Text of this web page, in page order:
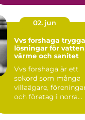
02. jun
Vvs forshaga trygga
lösningar för
värme och sanitet
Vvs forshaga är ett
sökord som många
villaägare,
och företag i norra
nä...